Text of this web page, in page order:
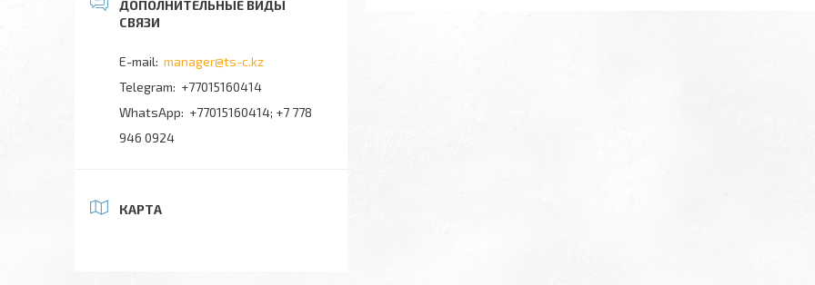
manager@ts-c.kz
+77015160414
+77015160414; +7 778
946 0924
КАРТА